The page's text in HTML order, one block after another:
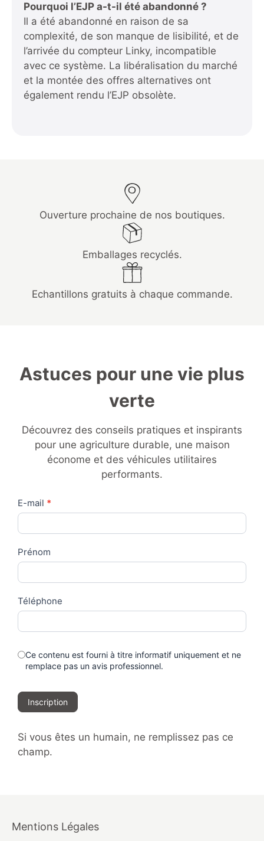
Pourquoi l’EJP a-t-il été abandonné ?
Il a été abandonné en raison de sa
complexité, de son manque de lisibilité, et de
l’arrivée du compteur Linky, incompatible
avec ce système. La libéralisation du marché
et la montée des offres alternatives ont
également rendu l’EJP obsolète.
Ouverture prochaine de nos boutiques.
Emballages recyclés.
Echantillons gratuits à chaque commande.
Astuces pour une vie plus
verte
Découvrez des conseils pratiques et inspirants
pour une agriculture durable, une maison
économe et des véhicules utilitaires
performants.
Contact
Us
E-mail *
Prénom
Téléphone
Ce contenu est fourni à titre informatif uniquement et ne
remplace pas un avis professionnel.
Inscription
Si vous êtes un humain, ne remplissez pas ce
champ.
Mentions Légales